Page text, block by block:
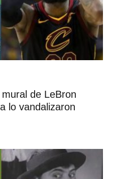
de LeBron
lo vandalizaron